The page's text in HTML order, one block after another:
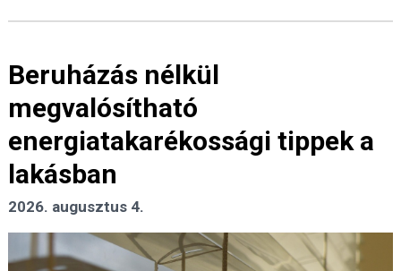
Beruházás nélkül
megvalósítható
energiatakarékossági tippek a
lakásban
2026. augusztus 4.